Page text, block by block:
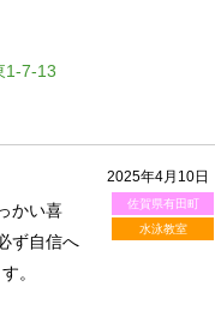
1-7-13
2025年4月10日
佐賀県有田町
水泳教室
かい喜
ず自信へ
。